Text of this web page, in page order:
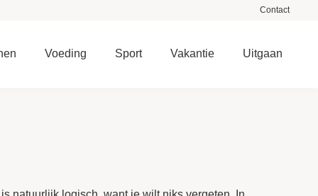
Contact
Voeding Sport Vakantie Uitgaan